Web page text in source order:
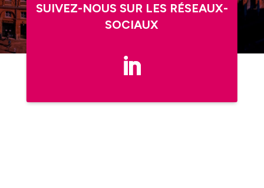
SUIVEZ-NOUS SUR LES RÉSEAUX-
SOCIAUX